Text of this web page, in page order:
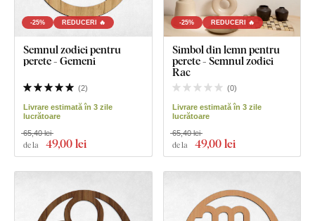
-25% REDUCERI 🔥
Semnul zodiei pentru
perete - Gemeni
(2)
Livrare estimată în 3 zile
lucrătoare
de la 49,00 lei
65,40 lei
-25% REDUCERI 🔥
Simbol din lemn pentru
perete - Semnul zodiei
Rac
(0)
Livrare estimată în 3 zile
lucrătoare
de la 49,00 lei
65,40 lei